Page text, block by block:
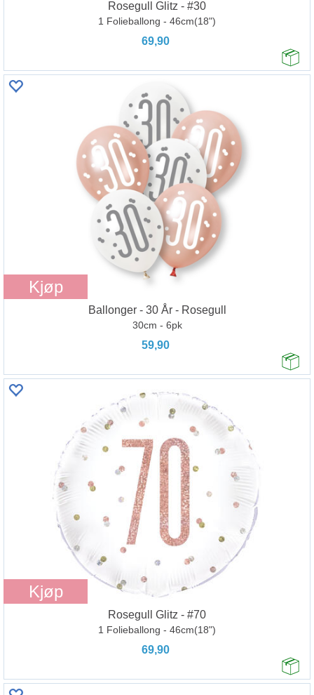
Rosegull Glitz - #30
1 Folieballong - 46cm(18")
69,90
Kjøp
Ballonger - 30 År - Rosegull
30cm - 6pk
59,90
Kjøp
Rosegull Glitz - #70
1 Folieballong - 46cm(18")
69,90